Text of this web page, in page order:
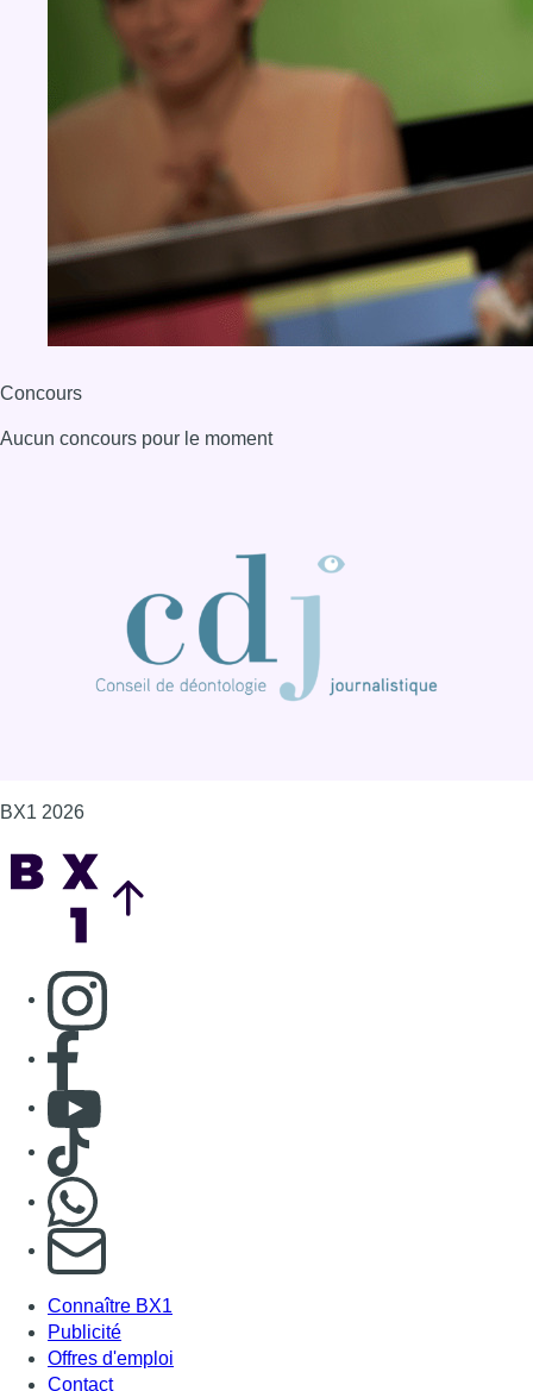
Concours
Aucun concours pour le moment
BX1 2026
Consulter page Instagram
Consulter page Facebook
Consulter Youtube
Consulter TikTok
S'abonner à notre newsletter
Connaître BX1
Publicité
Offres d'emploi
Contact